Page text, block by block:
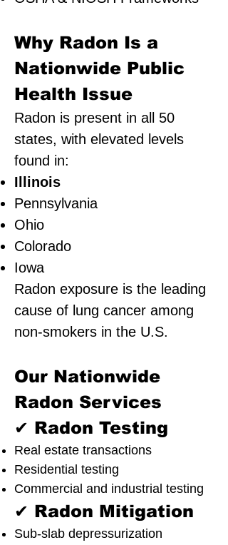
Why Radon Is a
Nationwide Public
Health Issue
Radon is present in all 50
states, with elevated levels
found in:
Illinois
Pennsylvania
Ohio
Colorado
Iowa
Radon exposure is the leading
cause of lung cancer among
non-smokers in the U.S.
Our Nationwide
Radon Services
✔ Radon Testing
Real estate transactions
Residential testing
Commercial and industrial testing
✔ Radon Mitigation
Sub-slab depressurization